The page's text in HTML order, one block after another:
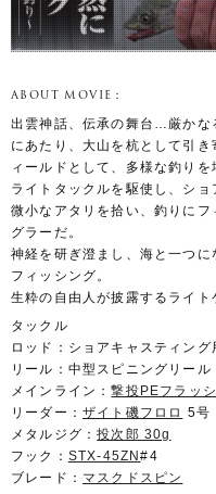
ABOUT MOVIE：
出雲神話、伝承の舞台…厳かな
にあたり、大山を杭として引
ィールドとして、多様な釣りを
ライトタックルを駆使し、ショ
微小なアタリを拾い、釣りに
グラーだ。
神経を研ぎ澄まし、海と一つ
フィッシング。
生粋の自由人が披露するライト
タックル
ロッド：ショアキャスティン
リール：中型スピニングリール
メインライン：撃投PEフラッシ
リーダー： ザイト磯フロロ 5号
メタルジグ：投次郎 30g
フック： STX-45ZN#4
ブレード： マスクドスピン